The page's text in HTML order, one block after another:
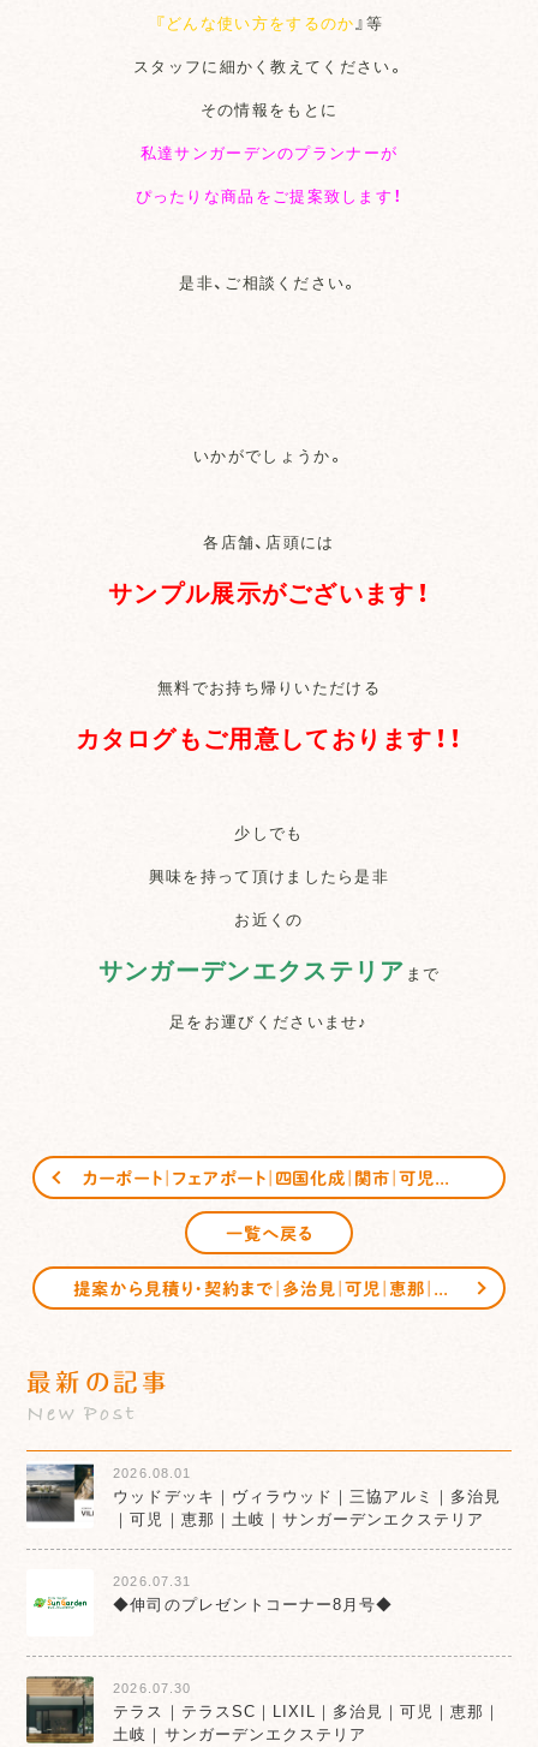
『どんな使い方をするのか』等
スタッフに細かく教えてください。
その情報をもとに
私達サンガーデンのプランナーが
ぴったりな商品をご提案致します！
是非、ご相談ください。
いかがでしょうか。
各店舗、店頭には
サンプル展示がございます！
無料でお持ち帰りいただける
カタログもご用意しております！！
少しでも
興味を持って頂けましたら是非
お近くの
サンガーデンエクステリア まで
足をお運びくださいませ♪
一覧へ戻る
最新の記事
New Post
2026.08.01
ウッドデッキ｜ヴィラウッド｜三協アルミ｜多治見
｜可児｜恵那｜土岐｜サンガーデンエクステリア
2026.07.31
◆伸司のプレゼントコーナー8月号◆
2026.07.30
テラス｜テラスSC｜LIXIL｜多治見｜可児｜恵那｜
土岐｜サンガーデンエクステリア